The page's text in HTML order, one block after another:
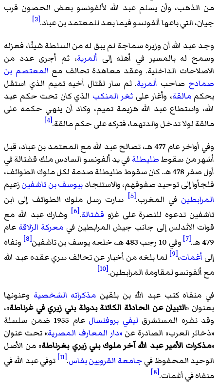
من الذهب، وأن يسلم عبد الله لألفونسو بعض الحصون قرب
جيان، التي باعها ألفونسو فيما بعد للمعتمد بن عباد.[3]
وجد عبد الله أن وزيره سماجة لم يبق له من السلطة شيئًا، فعزله
وسمح له بالمسير في أهله إلى ألمرية، ثم أجرى عدد من
الاصلاحات الداخلية. وعقد معاهدة تحالف مع المعتصم بن
صمادح صاحب ألمرية. ثم سار لقتال أخيه تميم الذي استقل
بحكممالقة، وأغار على ثغر المنكب الذي كان تحت حكم عبد
الله، واستطاع عبد الله هزيمة تميم، وكاد أن ينهي حكمه على
مالقة لولا تدخل والدتهما، فتركه على حكم مالقة.[4]
وفي أواخر عام 477 هـ، تصالح عبد الله مع المعتمد بن عباد، قبل
أشهر من سقوططليطلةفي يد ألفونسو السادس ملك قشتالة في
أول صفر 478 هـ. كان سقوط طليطلة صدمة لكل ملوك الطوائف،
فلجأوا إلى توحيد صفوفهم، والاستنجادبيوسف بن تاشفينزعيم
المرابطين في المغرب.[5]
سارت رسل ملوك الطوائف إلى ابن
تاشفين تدعوه للنصرة على غزو قشتالة.
[6]
وشارك عبد الله مع
قوات الأندلس إلى جانب جيش المرابطين في معركة الزلاقة عام
479 هـ.
[7] وفي 10 رجب 483 هـ، خلعه يوسف بن تاشفين [8]
ونفاه
إلى أغمات،[9]
لما بلغه من أخبار عن تحالف سري عقده عبد الله
مع ألفونسو لمقاومة المرابطين.[10]
في منفاه كتب عبد الله بن بلقين مذكراته الشخصية وعنونها
بعنوان «التبيان عن الحادثة الكائنة بدولة بني زيري في غرناطة»،
وقد نشره المستشرق ليفي بروفنسال
عام 1955 ضمن سلسلة
«ذخائر العرب» الصادرة عن «دار المعارف المصرية» تحت عنوان
«مذكرات الأمير عبد الله آخر ملوك بني زيري بغرناطة» من الأصل
الوحيد المحفوظ فيجامعة القرويينبفاس.
[11]
توفي عبد الله في
منفاه في أغمات.[8]